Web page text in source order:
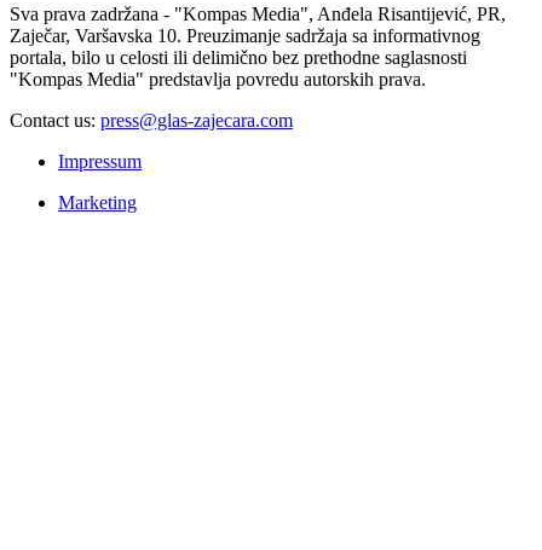
Sva prava zadržana - "Kompas Media", Anđela Risantijević, PR,
Zaječar, Varšavska 10. Preuzimanje sadržaja sa informativnog
portala, bilo u celosti ili delimično bez prethodne saglasnosti
"Kompas Media" predstavlja povredu autorskih prava.
Contact us: press@glas-zajecara.com
Impressum
Marketing